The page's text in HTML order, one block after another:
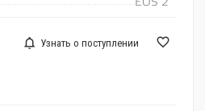
Узнать о поступлении